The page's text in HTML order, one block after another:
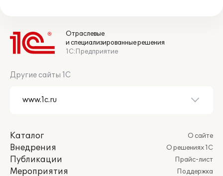
Отраслевые
и специализированные решения
1С:Предприятие
Другие сайты 1С
Каталог
Внедрения
Публикации
Мероприятия
О сайте
О решениях 1С
Прайс-лист
Поддержка